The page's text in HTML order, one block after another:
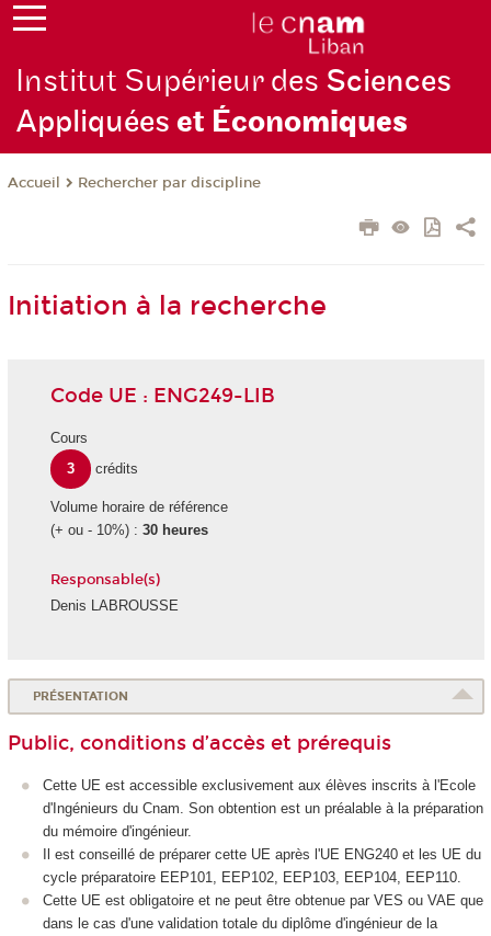
Institut Supérieur des Sciences
Appliquéeset Économiques
Accueil Rechercher par discipline
Initiation à la recherche
Code UE : ENG249-LIB
Cours
3
crédits
Volume horaire de référence
(+ ou - 10%) : 30 heures
Responsable(s)
Denis LABROUSSE
PRÉSENTATION
Public, conditions d’accès et prérequis
Cette UE est accessible exclusivement aux élèves inscrits à l'Ecole
d'Ingénieurs du Cnam. Son obtention est un préalable à la préparation
du mémoire d'ingénieur.
Il est conseillé de préparer cette UE après l'UE ENG240 et les UE du
cycle préparatoire EEP101, EEP102, EEP103, EEP104, EEP110.
Cette UE est obligatoire et ne peut être obtenue par VES ou VAE que
dans le cas d'une validation totale du diplôme d'ingénieur de la